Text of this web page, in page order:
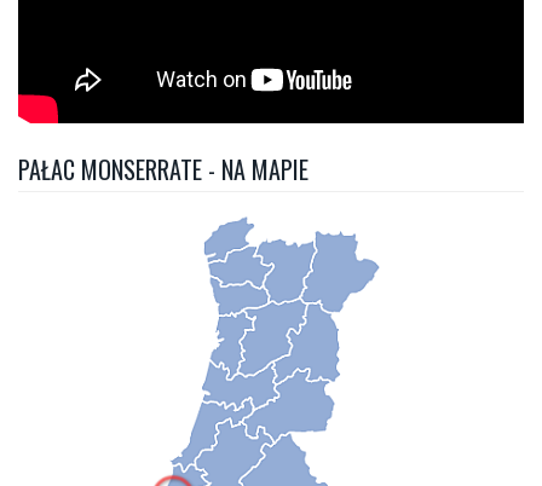
PAŁAC MONSERRATE - NA MAPIE